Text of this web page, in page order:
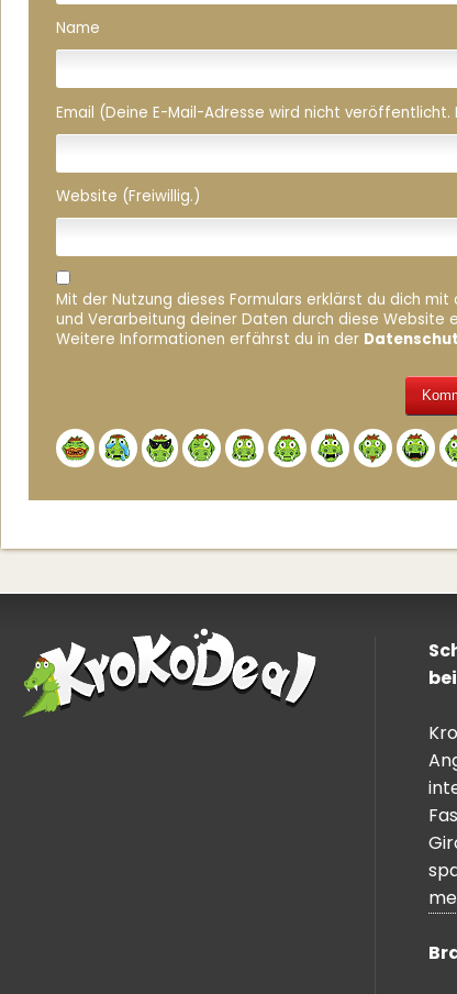
Name
Email (Deine E-Mail-Adresse wird nicht veröffentlicht.
Website (Freiwillig.)
Mit der Nutzung dieses Formulars erklärst du dich mit
und Verarbeitung deiner Daten durch diese Website
Weitere Informationen erfährst du in der